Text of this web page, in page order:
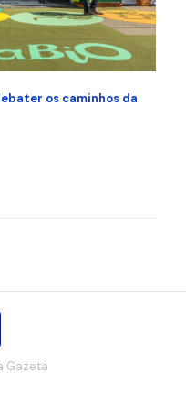
os caminhos da
Gazeta